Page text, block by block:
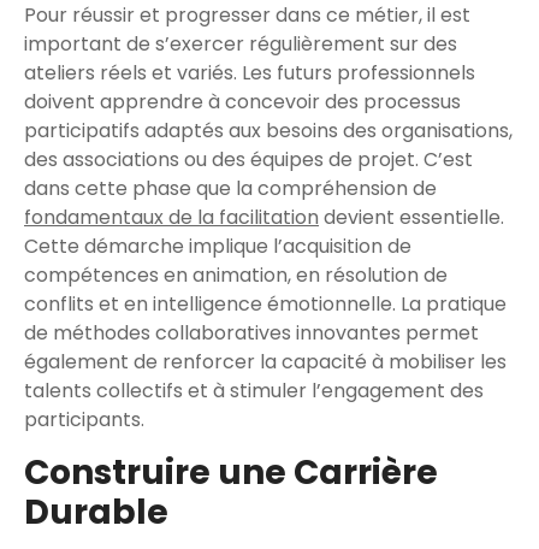
Pour réussir et progresser dans ce métier, il est
important de s’exercer régulièrement sur des
ateliers réels et variés. Les futurs professionnels
doivent apprendre à concevoir des processus
participatifs adaptés aux besoins des organisations,
des associations ou des équipes de projet. C’est
dans cette phase que la compréhension de
fondamentaux de la facilitation devient essentielle.
Cette démarche implique l’acquisition de
compétences en animation, en résolution de
conflits et en intelligence émotionnelle. La pratique
de méthodes collaboratives innovantes permet
également de renforcer la capacité à mobiliser les
talents collectifs et à stimuler l’engagement des
participants.
Construire une Carrière
Durable